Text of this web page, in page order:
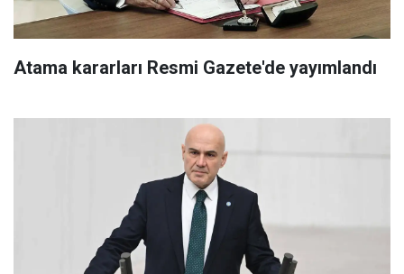
Atama kararları Resmi Gazete'de yayımlandı